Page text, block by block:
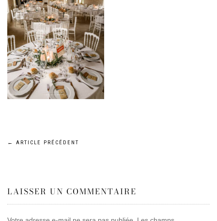
Navigation
l’article
← ARTICLE PRÉCÉDENT
LAISSER UN COMMENTAIRE